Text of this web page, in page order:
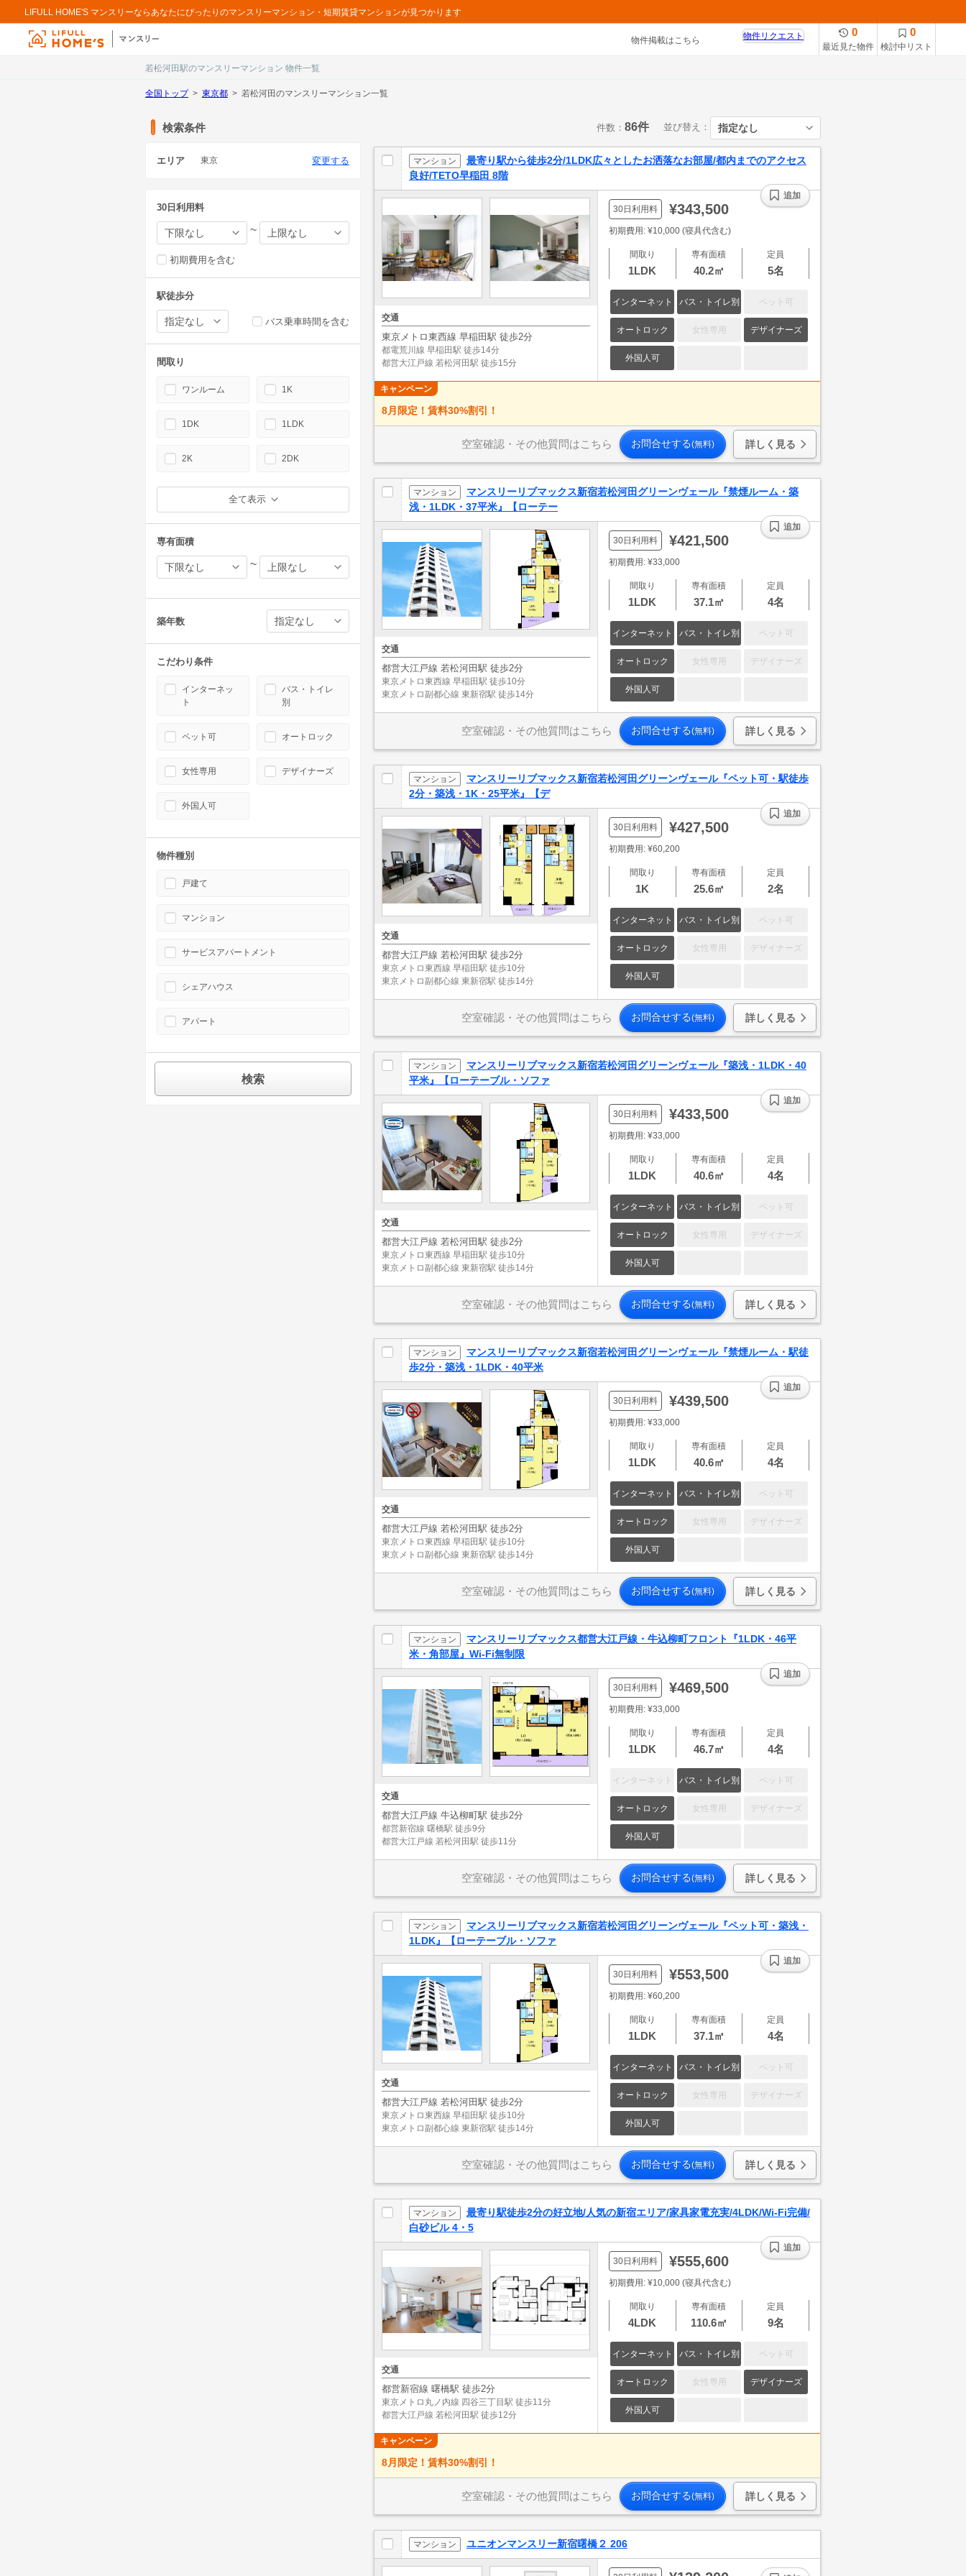
若松河田駅のマンスリーマンション 物件一覧
LIFULL HOME'S マンスリーならあなたにぴったりのマンスリーマンション・短期賃貸マンションが見つかります
物件掲載はこちら 物件リクエスト 0
最近見た物件
0
検討中リスト
全国トップ 東京都 若松河田のマンスリーマンション一覧
件数： 86件 並び替え：
マンション
最寄り駅から徒歩2分/1LDK広々としたお洒落なお部屋/都内までのアクセス
良好/TETO早稲田 8階
交通
東京メトロ東西線 早稲田駅 徒歩2分
都電荒川線 早稲田駅 徒歩14分
都営大江戸線 若松河田駅 徒歩15分
30日利用料 ¥343,500
初期費用: ¥10,000 (寝具代含む)
間取り
1LDK
専有面積
40.2㎡
定員
5名
インターネット バス・トイレ別 ペット可
オートロック 女性専用 デザイナーズ
外国人可
追加
キャンペーン
8月限定！賃料30%割引！
空室確認・その他質問はこちら お問合せする(無料) 詳しく見る
マンション
マンスリーリブマックス新宿若松河田グリーンヴェール『禁煙ルーム・築
浅・1LDK・37平米』【ローテー
交通
都営大江戸線 若松河田駅 徒歩2分
東京メトロ東西線 早稲田駅 徒歩10分
東京メトロ副都心線 東新宿駅 徒歩14分
30日利用料 ¥421,500
初期費用: ¥33,000
間取り
1LDK
専有面積
37.1㎡
定員
4名
インターネット バス・トイレ別 ペット可
オートロック 女性専用 デザイナーズ
外国人可
追加
空室確認・その他質問はこちら お問合せする(無料) 詳しく見る
マンション
マンスリーリブマックス新宿若松河田グリーンヴェール『ペット可・駅徒歩
2分・築浅・1K・25平米』【デ
交通
都営大江戸線 若松河田駅 徒歩2分
東京メトロ東西線 早稲田駅 徒歩10分
東京メトロ副都心線 東新宿駅 徒歩14分
30日利用料 ¥427,500
初期費用: ¥60,200
間取り
1K
専有面積
25.6㎡
定員
2名
インターネット バス・トイレ別 ペット可
オートロック 女性専用 デザイナーズ
外国人可
追加
空室確認・その他質問はこちら お問合せする(無料) 詳しく見る
マンション
マンスリーリブマックス新宿若松河田グリーンヴェール『築浅・1LDK・40
平米』【ローテーブル・ソファ
交通
都営大江戸線 若松河田駅 徒歩2分
東京メトロ東西線 早稲田駅 徒歩10分
東京メトロ副都心線 東新宿駅 徒歩14分
30日利用料 ¥433,500
初期費用: ¥33,000
間取り
1LDK
専有面積
40.6㎡
定員
4名
インターネット バス・トイレ別 ペット可
オートロック 女性専用 デザイナーズ
外国人可
追加
空室確認・その他質問はこちら お問合せする(無料) 詳しく見る
マンション
マンスリーリブマックス新宿若松河田グリーンヴェール『禁煙ルーム・駅徒
歩2分・築浅・1LDK・40平米
交通
都営大江戸線 若松河田駅 徒歩2分
東京メトロ東西線 早稲田駅 徒歩10分
東京メトロ副都心線 東新宿駅 徒歩14分
30日利用料 ¥439,500
初期費用: ¥33,000
間取り
1LDK
専有面積
40.6㎡
定員
4名
インターネット バス・トイレ別 ペット可
オートロック 女性専用 デザイナーズ
外国人可
追加
空室確認・その他質問はこちら お問合せする(無料) 詳しく見る
マンション
マンスリーリブマックス都営大江戸線・牛込柳町フロント『1LDK・46平
米・角部屋』Wi-Fi無制限
交通
都営大江戸線 牛込柳町駅 徒歩2分
都営新宿線 曙橋駅 徒歩9分
都営大江戸線 若松河田駅 徒歩11分
30日利用料 ¥469,500
初期費用: ¥33,000
間取り
1LDK
専有面積
46.7㎡
定員
4名
インターネット バス・トイレ別 ペット可
オートロック 女性専用 デザイナーズ
外国人可
追加
空室確認・その他質問はこちら お問合せする(無料) 詳しく見る
マンション
マンスリーリブマックス新宿若松河田グリーンヴェール『ペット可・築浅・
1LDK』【ローテーブル・ソファ
交通
都営大江戸線 若松河田駅 徒歩2分
東京メトロ東西線 早稲田駅 徒歩10分
東京メトロ副都心線 東新宿駅 徒歩14分
30日利用料 ¥553,500
初期費用: ¥60,200
間取り
1LDK
専有面積
37.1㎡
定員
4名
インターネット バス・トイレ別 ペット可
オートロック 女性専用 デザイナーズ
外国人可
追加
空室確認・その他質問はこちら お問合せする(無料) 詳しく見る
マンション
最寄り駅徒歩2分の好立地/人気の新宿エリア/家具家電充実/4LDK/Wi-Fi完備/
白砂ビル 4・5
交通
都営新宿線 曙橋駅 徒歩2分
東京メトロ丸ノ内線 四谷三丁目駅 徒歩11分
都営大江戸線 若松河田駅 徒歩12分
30日利用料 ¥555,600
初期費用: ¥10,000 (寝具代含む)
間取り
4LDK
専有面積
110.6㎡
定員
9名
インターネット バス・トイレ別 ペット可
オートロック 女性専用 デザイナーズ
外国人可
追加
キャンペーン
8月限定！賃料30%割引！
空室確認・その他質問はこちら お問合せする(無料) 詳しく見る
マンション ユニオンマンスリー新宿曙橋２ 206
検索条件
エリア 東京 変更する
30日利用料
~
初期費用を含む
駅徒歩分
バス乗車時間を含む
間取り
ワンルーム 1K
1DK 1LDK
2K 2DK
全て表示
専有面積
~
築年数
こだわり条件
インターネッ
ト
バス・トイレ
別
ペット可 オートロック
女性専用 デザイナーズ
外国人可
物件種別
戸建て
マンション
サービスアパートメント
シェアハウス
アパート
検索